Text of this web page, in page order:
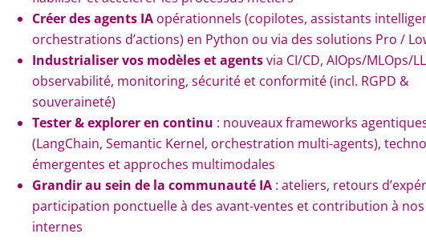
Créer des agents IA opérationnels (copilotes, assistants
orchestrations d’actions) en Python ou via des solutions Pro /
Industrialiser vos modèles et agentsvia CI/CD, AIOps/MLOps/
observabilité, monitoring, sécurité et conformité (incl. RGPD &
souveraineté)
Tester & explorer en continu : nouveaux frameworks
(LangChain, Semantic Kernel, orchestration multi-agents),
émergentes et approches multimodales
Grandir au sein de la communauté IA : ateliers, retours
participation ponctuelle à des avant-ventes et contribution à nos
internes